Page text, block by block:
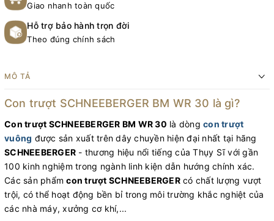
Giao nhanh toàn quốc
Hỗ trợ bảo hành trọn đời
Theo đúng chính sách
MÔ TẢ
Con trượt SCHNEEBERGER BM WR 30 là gì?
Con trượt SCHNEEBERGER BM WR 30 là dòng con trượt
vuông được sản xuất trên dây chuyền hiện đại nhất tại hãng
SCHNEEBERGER - thương hiệu nổi tiếng của Thụy Sĩ với gần
100 kinh nghiệm trong ngành linh kiện dẫn hướng chính xác.
Các sản phẩmcon trượt SCHNEEBERGERcó chất lượng vượt
trội, có thể hoạt động bền bỉ trong môi trường khắc nghiệt của
các nhà máy, xưởng cơ khí,...